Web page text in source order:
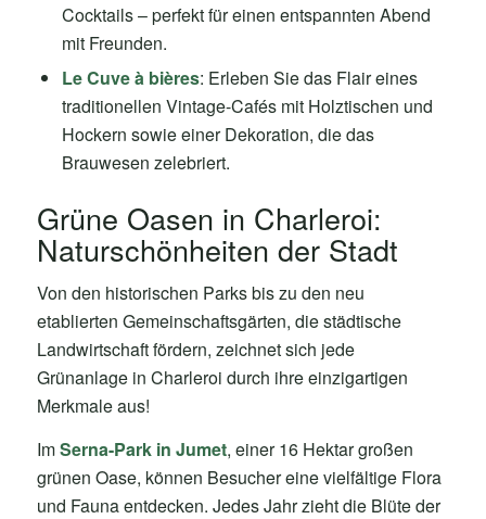
Cocktails – perfekt für einen entspannten Abend
mit Freunden.
Le Cuve à bières: Erleben Sie das Flair eines
traditionellen Vintage-Cafés mit Holztischen und
Hockern sowie einer Dekoration, die das
Brauwesen zelebriert.
Grüne Oasen in Charleroi:
Naturschönheiten der Stadt
Von den historischen Parks bis zu den neu
etablierten Gemeinschaftsgärten, die städtische
Landwirtschaft fördern, zeichnet sich jede
Grünanlage in Charleroi durch ihre einzigartigen
Merkmale aus!
ImSerna-Park in Jumet, einer 16 Hektar großen
grünen Oase, können Besucher eine vielfältige Flora
und Fauna entdecken. Jedes Jahr zieht die Blüte der